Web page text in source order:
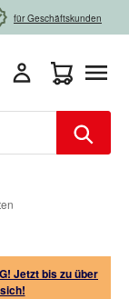
für Geschäftskunden
Jetzt bis zu über